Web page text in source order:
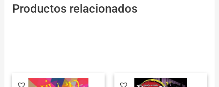
Productos relacionados